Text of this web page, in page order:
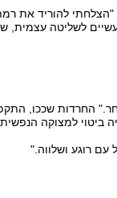
"הצלחתי להוריד את
לשליטה עצמית,
החרדות שככו,
ביטוי למצוקה
רוגע ושלווה."